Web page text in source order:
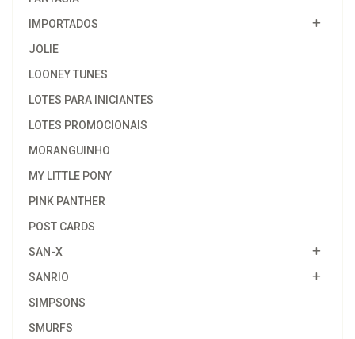
IMPORTADOS
JOLIE
LOONEY TUNES
LOTES PARA INICIANTES
LOTES PROMOCIONAIS
MORANGUINHO
MY LITTLE PONY
PINK PANTHER
POST CARDS
SAN-X
SANRIO
SIMPSONS
SMURFS